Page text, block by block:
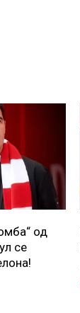
од
се